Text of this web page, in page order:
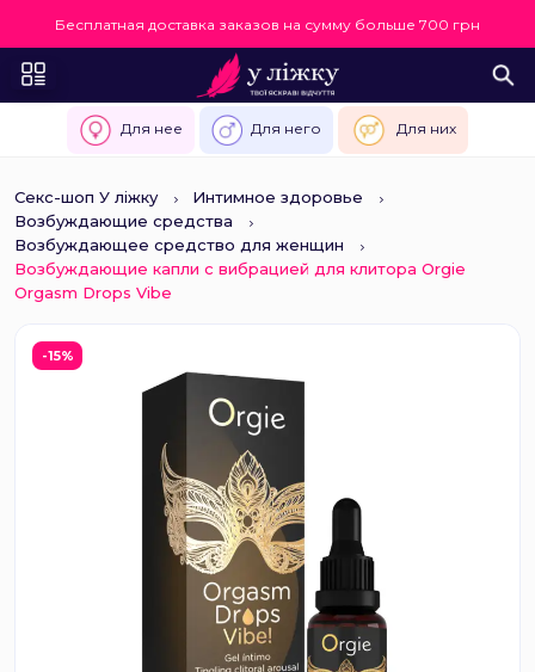
Бесплатная доставка заказов на сумму больше 700 грн
Для нее Для него Для них
Секс-шоп У ліжку
Интимное здоровье
Возбуждающие средства
Возбуждающее средство для женщин
Возбуждающие капли с вибрацией для клитора Orgie
Orgasm Drops Vibe
-15%